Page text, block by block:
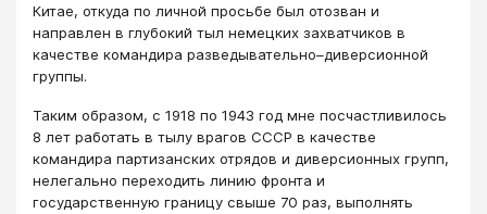
Китае, откуда по личной просьбе был отозван и
направлен в глубокий тыл немецких захватчиков в
качестве командира разведывательно–диверсионной
группы.
Таким образом, с 1918 по 1943 год мне посчастливилось
8 лет работать в тылу врагов СССР в качестве
командира партизанских отрядов и диверсионных групп,
нелегально переходить линию фронта и
государственную границу свыше 70 раз, выполнять